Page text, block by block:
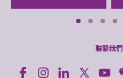
聯繫我們